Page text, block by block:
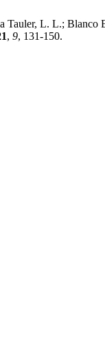
Tauler, L. L.;
, 9, 131-150.